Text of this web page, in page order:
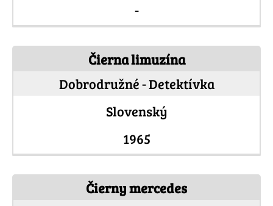
-
Čierna limuzína
Dobrodružné - Detektívka
Slovenský
1965
Čierny mercedes